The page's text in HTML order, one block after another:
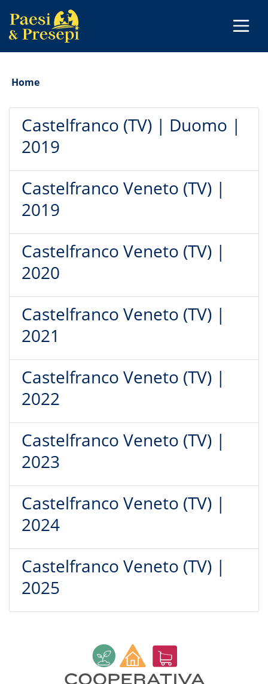
Home
Castelfranco (TV) | Duomo |
2019
Castelfranco Veneto (TV) |
2019
Castelfranco Veneto (TV) |
2020
Castelfranco Veneto (TV) |
2021
Castelfranco Veneto (TV) |
2022
Castelfranco Veneto (TV) |
2023
Castelfranco Veneto (TV) |
2024
Castelfranco Veneto (TV) |
2025